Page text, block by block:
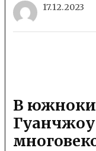
17.12.2023
В